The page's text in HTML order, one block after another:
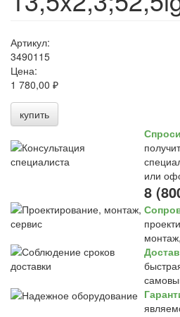
Артикул:
3490115
Цена:
1 780,00 ₽
купить
или
8